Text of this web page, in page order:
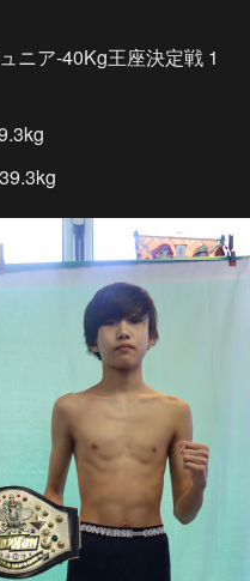
ニア-40Kg王座決定戦 1